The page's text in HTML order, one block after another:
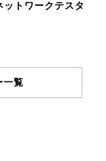
トワークテスタ
一覧